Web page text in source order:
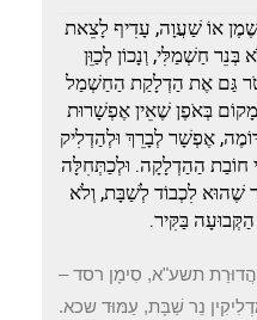
אוֹ שַׁעֲוָה, עָדִיף לָצֵאת
חַשְׁמַלִּי, וְנָכוֹן לְכַוֵּן
גַּם אֶת הַדְלָקַת הַחַשְׁמַל
בְּאֹפֶן שֶׁאֵין אֶפְשָׁרוּת
אֶפְשָׁר לְבָרֵךְ וּלְהַדְלִיק
חוֹבַת הַהַדְלָקָה. וּלְכַתְּחִלָּה
שֶׁהוּא לִכְבוֹד לְשַׁבָּת, וְלֹא
בַּקִּיר.
תשע"א, סִימָן רסד –
נֵר שַׁבָּת, עַמּוּד שכא.